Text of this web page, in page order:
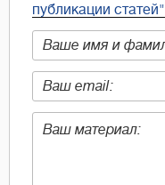
публикации статей"